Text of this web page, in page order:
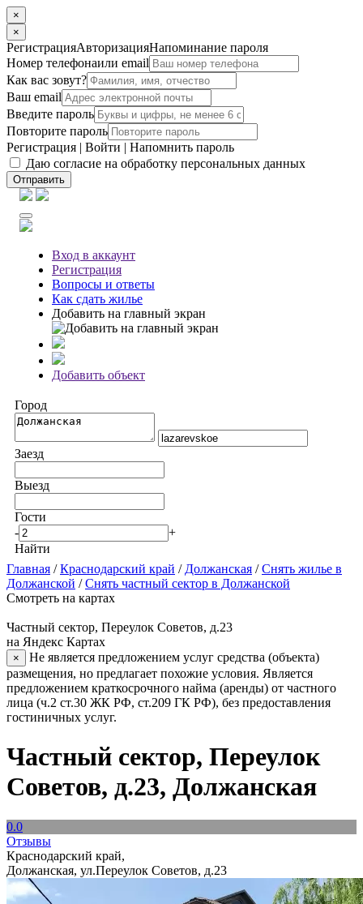
×
×
РегистрацияАвторизацияНапоминание пароля
Номер телефонаили email
Как вас зовут?
Ваш email
Введите пароль
Повторите пароль
Регистрация | Войти | Напомнить пароль
Даю согласие на обработку персональных данных
Отправить
Вход в аккаунт
Регистрация
Вопросы и ответы
Как сдать жилье
Добавить на главный экран
Добавить объект
Город
Заезд
Выезд
Гости
-
+
Найти
Главная /Краснодарский край / Должанская /Снять жилье в
Должанской /Снять частный сектор в Должанской
Смотреть на картах
Частный сектор, Переулок Советов, д.23
на Яндекс Картах
×
Не является предложением услуг средства (объекта)
размещения, но предлагает похожие условия. Является
предложением краткосрочного найма (аренды) от частного
лица (ч.2 ст.30 ЖК РФ, ст.209 ГК РФ), без предоставления
гостиничных услуг.
Частный сектор, Переулок
Советов, д.23, Должанская
0.0
Отзывы
Краснодарский край,
Должанская, ул.Переулок Советов, д.23